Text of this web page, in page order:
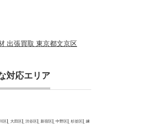
出張買取 東京都文京区
対応エリア
区 大田区 渋谷区 新宿区 中野区 杉並区
練